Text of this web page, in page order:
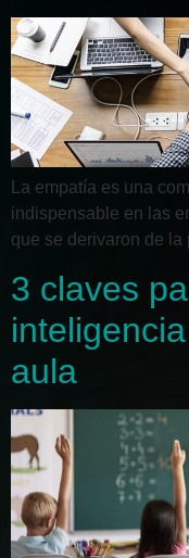
La empatía es una
indispensable en las
que se derivaron de la
3 claves
aula